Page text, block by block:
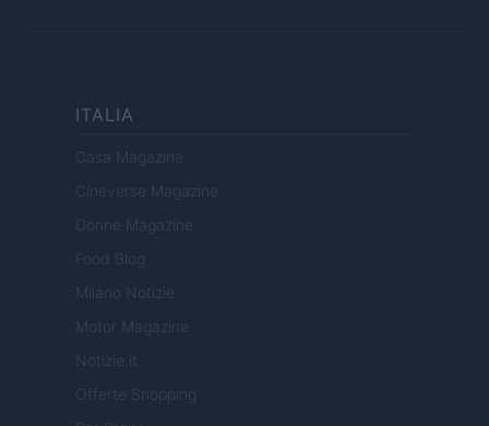
ITALIA
Casa Magazine
Cineverse Magazine
Donne Magazine
Food Blog
Milano Notizie
Motor Magazine
Notizie.it
Offerte Shopping